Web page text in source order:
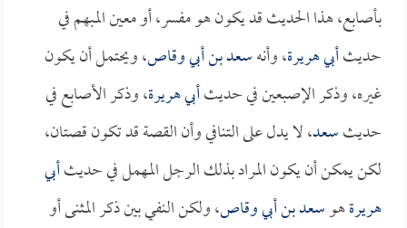
بأصابع، هذا الحديث قد يكون هو مفسر، أو معين المبهم في
حديثأبي هريرة، وأنهسعد بن أبي وقاص، ويحتمل أن يكون
غيره، وذكر الإصبعين في حديثأبي هريرة، وذكر الأصابع في
حديثسعد، لا يدل على التنافي وأن القصة قد تكون قصتان،
لكن يمكن أن يكون المراد بذلك الرجل المهمل في حديثأبي
هريرةهوسعد بن أبي وقاص، ولكن النفي بين ذكر المثنى أو